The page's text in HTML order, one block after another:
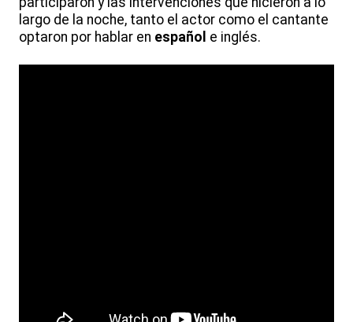
largo de la noche, tanto el actor como el cantante
optaron por hablar en español e inglés.